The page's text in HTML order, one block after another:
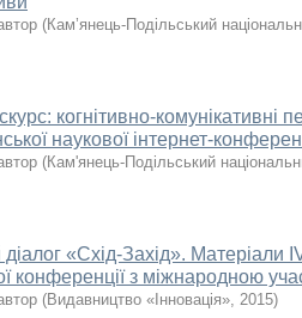
(Кам’янець-Подільський
когнітивно-комунікативні
наукової інтернет-
(Кам'янець-Подільський
«Схід-Захід». Матеріали
конференції з міжнародною
(Видавництво «Інновація», 2015)